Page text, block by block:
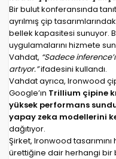
Bir bulut konferansında
ayrılmış çip
bellek kapasitesi sunuyor.
uygulamalarını hizmete
Vahdat, “Sadece
artıyor.”ifadesini kullandı.
Vahdat ayrıca, Ironwood
Google’ın Trillium çipine
yüksek performans
yapay zeka modellerini
dağıtıyor.
Şirket, Ironwood
ürettiğine dair herhangi bir